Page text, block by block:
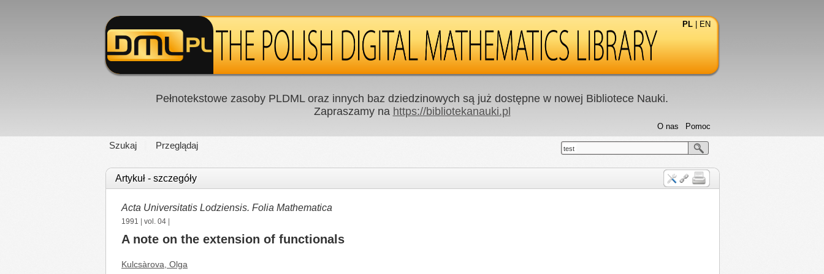
PL EN
Pełnotekstowe zasoby PLDML oraz innych baz dziedzinowych są już dostępne w nowej Bibliotece Nauki.
Zapraszamy na https://bibliotekanauki.pl
Szukaj Przeglądaj
Pomoc
O nas
test
Artykuł - szczegóły
Acta Universitatis Lodziensis. Folia Mathematica
1991 vol. 04
A note on the extension of functionals
Kulcsàrova, Olga